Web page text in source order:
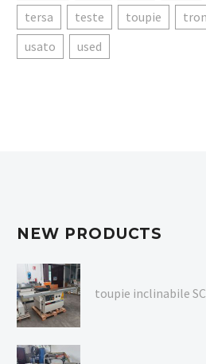
tersa
teste toupie
usato
used
NEW PRODUCTS
toupie inclinabile